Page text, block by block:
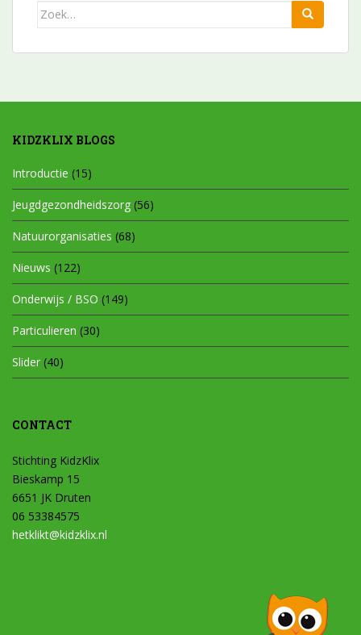
Zoek
KIDZKLIX BLOGS
Introductie (15)
Jeugdgezondheidszorg (56)
Natuurorganisaties (68)
Nieuws (122)
Onderwijs / BSO (149)
Particulieren (30)
Slider (40)
CONTACT
Stichting KidzKlix
Bieskamp 15
6651 JK Druten
06 53384575
hetklikt@kidzklix.nl